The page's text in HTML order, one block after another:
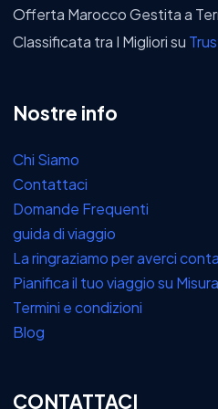
Offerta Marocco Gestita a
Classificata tra I Migliori su
Nostre info
Chi Siamo
Contattaci
Domande Frequenti
guida di viaggio
La ringraziamo per averci
Pianifica il tuo viaggio su Misura
Termini e condizioni
Blog
CONTATTACI